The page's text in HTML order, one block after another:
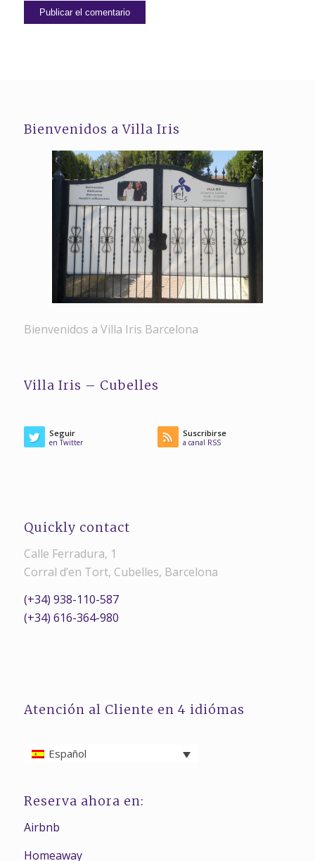
Bienvenidos a Villa Iris
Bienvenidos a Villa Iris Barcelona
Villa Iris – Cubelles
Seguir
en Twitter
Suscribirse
a canal RSS
Quickly contact
Calle Ferradura, 1
Corral d’en Tort, Cubelles, Barcelona
(+34) 938-110-587
(+34) 616-364-980
Atención al Cliente en 4 idiómas
Español
Reserva ahora en:
Airbnb
Homeaway